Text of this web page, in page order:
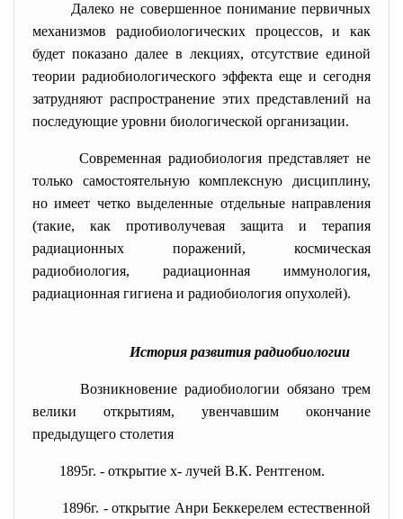
Далеко не совершенное понимание первичных
механизмов радиобиологических процессов, и как
будет показано далее в лекциях, отсутствие единой
теории радиобиологического эффекта еще и сегодня
затрудняют распространение этих представлений на
последующие уровни биологической организации.
Современная радиобиология представляет не
только самостоятельную комплексную дисциплину,
но имеет четко выделенные отдельные направления
(такие, как противолучевая защита и терапия
радиационных поражений, космическая
радиобиология, радиационная иммунология,
радиационная гигиена и радиобиология опухолей).
История развития радиобиологии
Возникновение радиобиологии обязано трем
велики открытиям, увенчавшим окончание
предыдущего столетия
1895г. - открытие х- лучей В.К. Рентгеном.
1896г. - открытие Анри Беккерелем естественной